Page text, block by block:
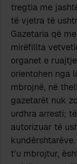
tregtia me
të vjetra të
Gazetaria që
mirëfillta
organet e
orientohen nga
mbrojnë, në
gazetarët nuk
urdhra arresti;
autorizuar të
t’u mbrojtur,